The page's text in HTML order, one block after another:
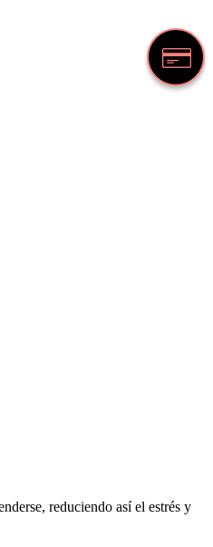
reduciendo así el estrés y